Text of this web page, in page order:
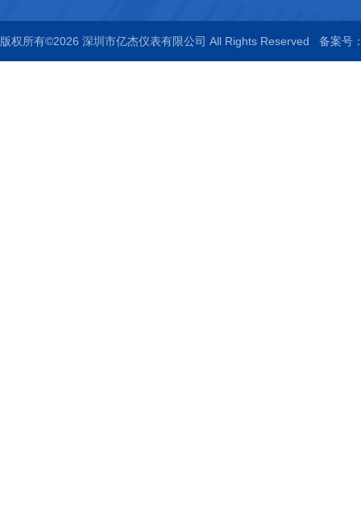
版权所有©2026 深圳市亿杰仪表有限公司 All Rights Reserved 备案号